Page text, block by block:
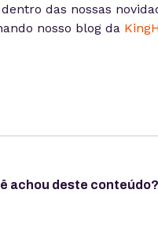
das nossas
nosso blog da
achou deste conteúdo?